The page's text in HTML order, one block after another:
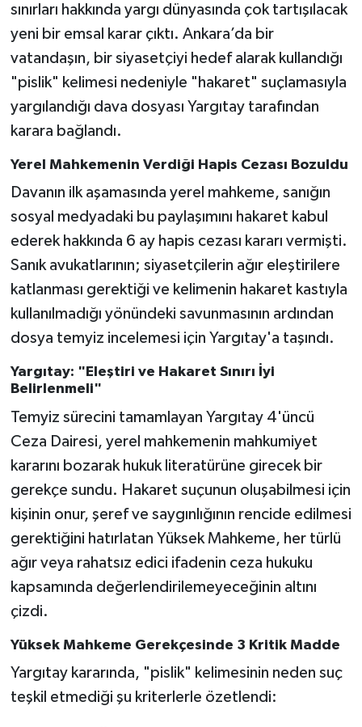
sınırları hakkında yargı dünyasında çok tartışılacak
yeni bir emsal karar çıktı. Ankara’da bir
vatandaşın, bir siyasetçiyi hedef alarak kullandığı
"pislik" kelimesi nedeniyle "hakaret" suçlamasıyla
yargılandığı dava dosyası Yargıtay tarafından
karara bağlandı.
Yerel Mahkemenin Verdiği Hapis Cezası Bozuldu
Davanın ilk aşamasında yerel mahkeme, sanığın
sosyal medyadaki bu paylaşımını hakaret kabul
ederek hakkında 6 ay hapis cezası kararı vermişti.
Sanık avukatlarının; siyasetçilerin ağır eleştirilere
katlanması gerektiği ve kelimenin hakaret kastıyla
kullanılmadığı yönündeki savunmasının ardından
dosya temyiz incelemesi için Yargıtay'a taşındı.
Yargıtay: "Eleştiri ve Hakaret Sınırı İyi
Belirlenmeli"
Temyiz sürecini tamamlayan Yargıtay 4'üncü
Ceza Dairesi, yerel mahkemenin mahkumiyet
kararını bozarak hukuk literatürüne girecek bir
gerekçe sundu. Hakaret suçunun oluşabilmesi için
kişinin onur, şeref ve saygınlığının rencide edilmesi
gerektiğini hatırlatan Yüksek Mahkeme, her türlü
ağır veya rahatsız edici ifadenin ceza hukuku
kapsamında değerlendirilemeyeceğinin altını
çizdi.
Yüksek Mahkeme Gerekçesinde 3 Kritik Madde
Yargıtay kararında, "pislik" kelimesinin neden suç
teşkil etmediği şu kriterlerle özetlendi: